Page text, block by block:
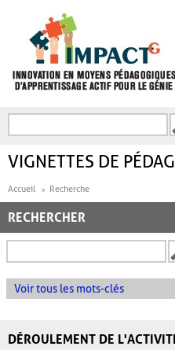
FORMULAIRE DE
VIGNETTES DE
Accueil Recherche
RECHERCHER
Voir tous les mots-clés
DÉROULEMENT DE